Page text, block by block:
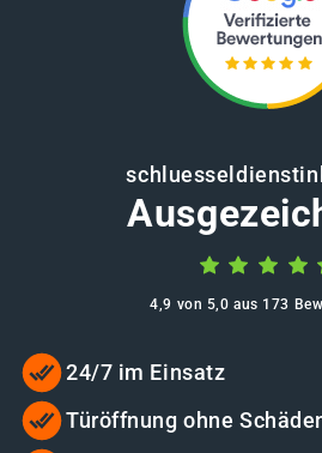
4,9 von 5,0 aus 173
24/7 im Einsatz
Türöffnung ohne